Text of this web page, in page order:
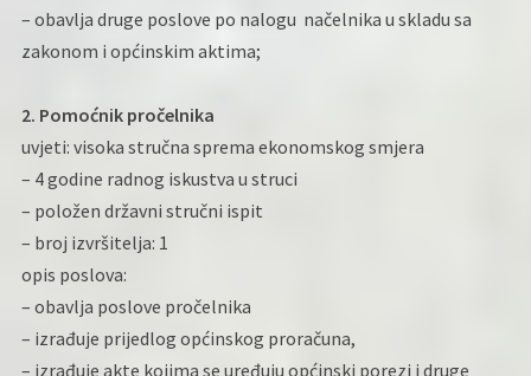
– obavlja druge poslove po nalogu načelnika u skladu sa
zakonom i općinskim aktima;
2. Pomoćnik pročelnika
uvjeti: visoka stručna sprema ekonomskog smjera
– 4 godine radnog iskustva u struci
– položen državni stručni ispit
– broj izvršitelja: 1
opis poslova:
– obavlja poslove pročelnika
– izrađuje prijedlog općinskog proračuna,
– izrađuje akte kojima se uređuju općinski porezi i druge